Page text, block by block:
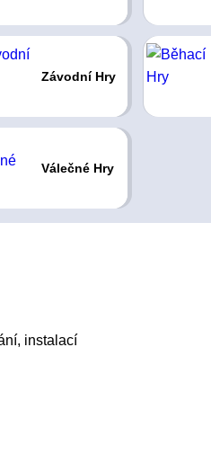
Závodní Hry
Válečné Hry
instalací